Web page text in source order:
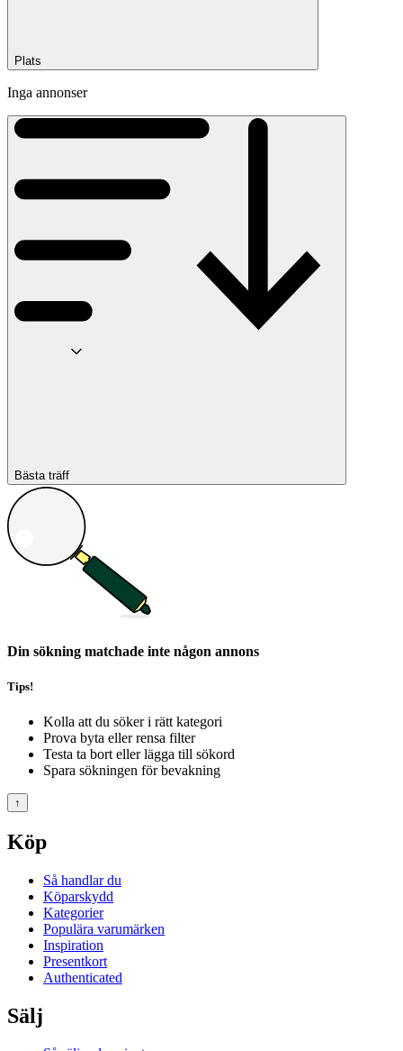
Plats
Inga annonser
Bästa träff
Din sökning matchade inte någon annons
Tips!
Kolla att du söker i rätt kategori
Prova byta eller rensa filter
Testa ta bort eller lägga till sökord
Spara sökningen för bevakning
↑
Köp
Så handlar du
Köparskydd
Kategorier
Populära varumärken
Inspiration
Presentkort
Authenticated
Sälj